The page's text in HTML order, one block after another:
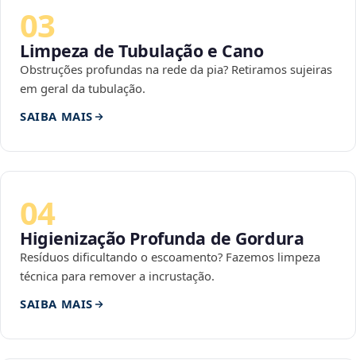
03
Limpeza de Tubulação e Cano
Obstruções profundas na rede da pia? Retiramos sujeiras
em geral da tubulação.
SAIBA MAIS
04
Higienização Profunda de Gordura
Resíduos dificultando o escoamento? Fazemos limpeza
técnica para remover a incrustação.
SAIBA MAIS